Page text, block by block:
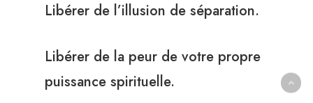
Libérer de l’illusion de séparation.
Libérer de la peur de votre propre
puissance spirituelle.